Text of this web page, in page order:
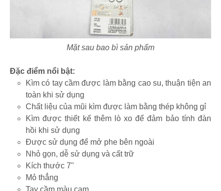
Mặt sau bao bì sản phẩm
Đặc điểm nổi bật:
Kìm có tay cầm được làm bằng cao su, thuận tiện an
toàn khi sử dụng
Chất liệu của mũi kìm được làm bằng thép không gỉ
Kìm được thiết kế thêm lò xo để đảm bảo tính đàn
hồi khi sử dụng
Được sử dụng để mở phe bên ngoài
Nhỏ gọn, dễ sử dụng và cất trữ
Kích thước 7"
Mỏ thẳng
Tay cầm màu cam